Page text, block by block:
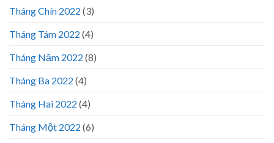
Tháng Chín 2022 (3)
Tháng Tám 2022 (4)
Tháng Năm 2022 (8)
Tháng Ba 2022 (4)
Tháng Hai 2022 (4)
Tháng Một 2022 (6)